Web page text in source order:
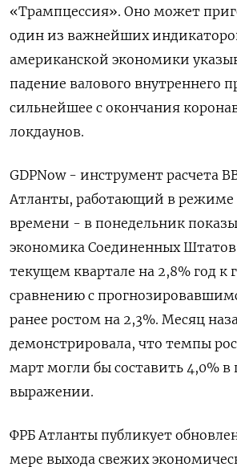
«Трампцессия». Оно может
один из важнейших
американской экономики
падение валового внутреннего
сильнейшее с окончания
локдаунов.
GDPNow - инструмент расчета
Атланты, работающий в режиме
времени - в понедельник
экономика Соединенных Штатов
текущем квартале на 2,8% год к
сравнению с
ранее ростом на 2,3%. Месяц
демонстрировала, что темпы
март могли бы составить 4,0% в
выражении.
ФРБ Атланты публикует
мере выхода свежих